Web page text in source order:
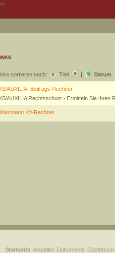
sortieren nach: Titel | Datum
AUXILIA: Beitrags-Rechner
AUXILIA Rechtsschutz - Ermitteln Sie Ihren
KV-Rechner
Startseite Aktuelles Dokumente Gästebuch